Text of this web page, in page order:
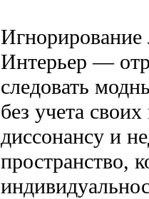
Интерьер —
следовать
без учета
диссонансу и
пространство,